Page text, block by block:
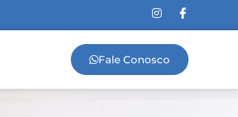
Fale Conosco